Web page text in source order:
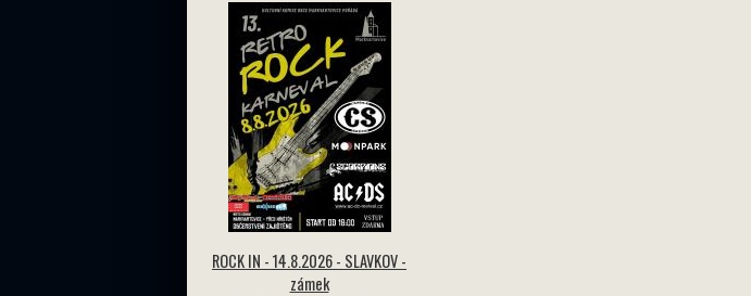
ROCK IN - 14.8.2026 - SLAVKOV -
zámek